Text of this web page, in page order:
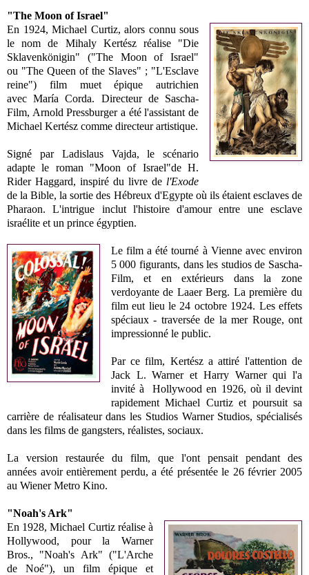
"The Moon of Israel"
En 1924, Michael Curtiz, alors connu sous
le nom de Mihaly Kertész réalise "Die
Sklavenkönigin" ("The Moon of Israel"
ou "The Queen of the Slaves" ; "L'Esclave
reine") film muet épique autrichien
avec María Corda. Directeur de Sascha-
Film, Arnold Pressburger a été l'assistant de
Michael Kertész comme directeur artistique.
Signé par Ladislaus Vajda, le scénario
adapte le roman "Moon of Israel"de H.
Rider Haggard, inspiré du livre de l'Exode
de la Bible, la sortie des Hébreux d'Egypte où ils étaient esclaves de
Pharaon. L'intrigue inclut l'histoire d'amour entre une esclave
israélite et un prince égyptien.
Le film a été tourné à Vienne avec environ
5 000 figurants, dans les studios de Sascha-
Film, et en extérieurs dans la zone
verdoyante de Laaer Berg. La première du
film eut lieu le 24 octobre 1924. Les effets
spéciaux - traversée de la mer Rouge, ont
impressionné le public.
Par ce film, Kertész a attiré l'attention de
Jack L. Warner et Harry Warner qui l'a
invité à Hollywood en 1926, où il devint
rapidement Michael Curtiz et poursuit sa
carrière de réalisateur dans les Studios Warner Studios, spécialisés
dans les films de gangsters, réalistes, sociaux.
La version restaurée du film, que l'ont pensait pendant des
années avoir entièrement perdu, a été présentée le 26 février 2005
au Wiener Metro Kino.
"Noah's Ark"
En 1928, Michael Curtiz réalise à
Hollywood, pour la Warner
Bros., "Noah's Ark" ("L'Arche
de Noé"), un film épique et